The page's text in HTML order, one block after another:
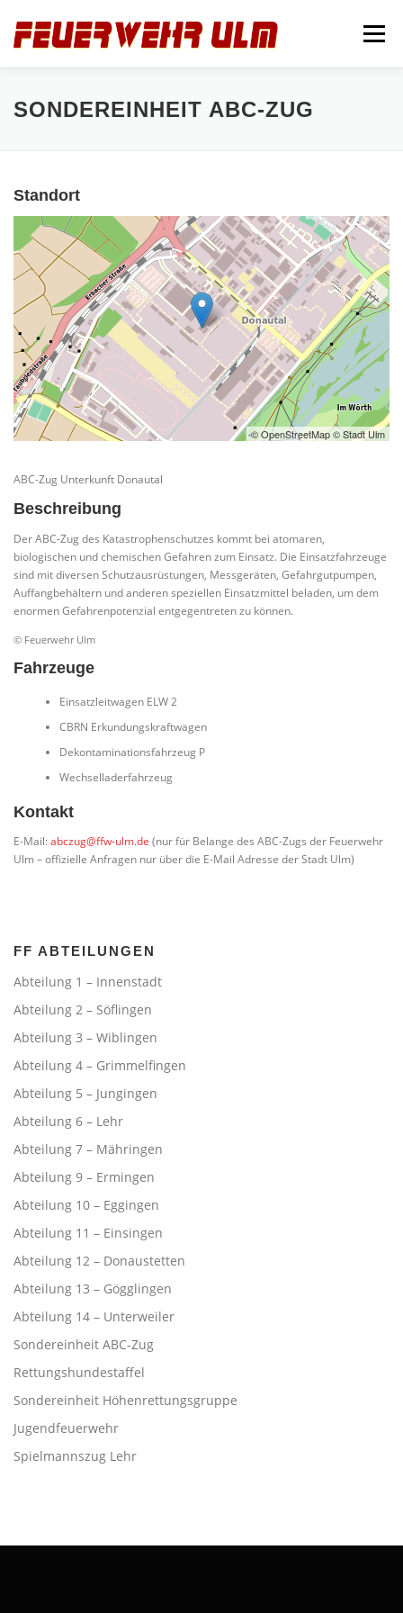
Inhalt
springen
Menü
STARTSEITE ABTEILUNGEN NEUIGKEITEN
SONDEREINHEIT ABC-ZUG
Standort
© OpenStreetMap © Stadt Ulm
ABC-Zug Unterkunft Donautal
Beschreibung
Der ABC-Zug des Katastrophenschutzes kommt bei atomaren,
biologischen und chemischen Gefahren zum Einsatz. Die Einsatzfahrzeuge
sind mit diversen Schutzausrüstungen, Messgeräten, Gefahrgutpumpen,
Auffangbehältern und anderen speziellen Einsatzmittel beladen, um dem
enormen Gefahrenpotenzial entgegentreten zu können.
© Feuerwehr Ulm
Fahrzeuge
Einsatzleitwagen ELW 2
CBRN Erkundungskraftwagen
Dekontaminationsfahrzeug P
Wechselladerfahrzeug
Kontakt
E-Mail:abczug@ffw-ulm.de (nur für Belange des ABC-Zugs der Feuerwehr
Ulm – offizielle Anfragen nur über die E-Mail Adresse der Stadt Ulm)
FF ABTEILUNGEN
Abteilung 1 – Innenstadt
Abteilung 2 – Söflingen
Abteilung 3 – Wiblingen
Abteilung 4 – Grimmelfingen
Abteilung 5 – Jungingen
Abteilung 6 – Lehr
Abteilung 7 – Mähringen
Abteilung 9 – Ermingen
Abteilung 10 – Eggingen
Abteilung 11 – Einsingen
Abteilung 12 – Donaustetten
Abteilung 13 – Gögglingen
Abteilung 14 – Unterweiler
Sondereinheit ABC-Zug
Rettungshundestaffel
Sondereinheit Höhenrettungsgruppe
Jugendfeuerwehr
Spielmannszug Lehr